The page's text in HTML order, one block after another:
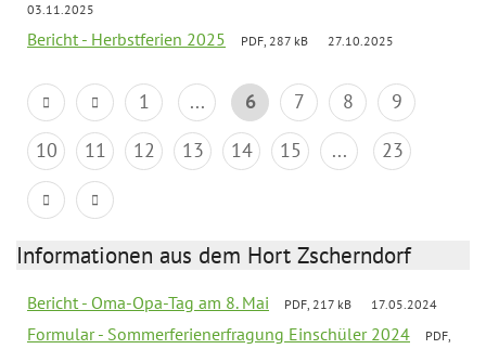
03.11.2025
Bericht - Herbstferien 2025 PDF, 287 kB 27.10.2025
1 ... 6 7 8
9
10
11 12 13 14 15 ... 23
Informationen aus dem Hort Zscherndorf
Bericht - Oma-Opa-Tag am 8. Mai PDF, 217 kB 17.05.2024
Formular - Sommerferienerfragung Einschüler 2024
PDF,